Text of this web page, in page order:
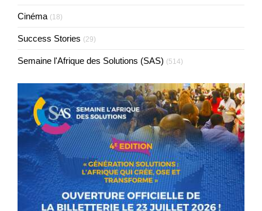
Cinéma (18)
Success Stories (29)
Semaine l'Afrique des Solutions (SAS) (514)